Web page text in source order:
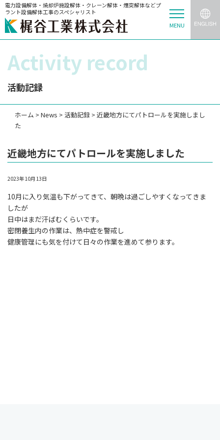
MENU
電力設備解体・焼却炉施設解体・クレーン解体・煙突解体などプ
ラント設備解体工事のスペシャリスト
Activity record
活動記録
ホーム > News > 活動記録 > 近畿地方にてパトロールを実施しまし
た
近畿地方にてパトロールを実施しました
2023年10月13日
10月に入り気温も下がってきて、朝晩は過ごしやすくなってきま
したが
日中はまだ汗ばむくらいです。
密閉養生内の作業は、熱中症を警戒し
健康管理にも気を付けて日々の作業を進めて参ります。